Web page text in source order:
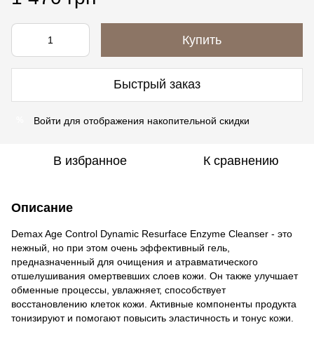
Купить
Быстрый заказ
Войти для отображения накопительной скидки
В избранное К сравнению
Описание
Demax Age Control Dynamic Resurface Enzyme Cleanser - это
нежный, но при этом очень эффективный гель,
предназначенный для очищения и атравматического
отшелушивания омертвевших слоев кожи. Он также улучшает
обменные процессы, увлажняет, способствует
восстановлению клеток кожи. Активные компоненты продукта
тонизируют и помогают повысить эластичность и тонус кожи.